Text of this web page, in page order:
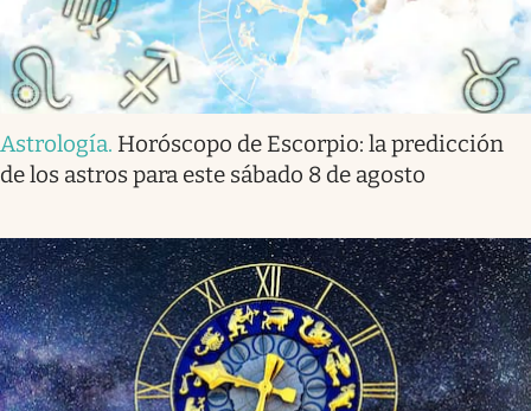
Astrología. Horóscopo de Escorpio: la predicción
de los astros para este sábado 8 de agosto